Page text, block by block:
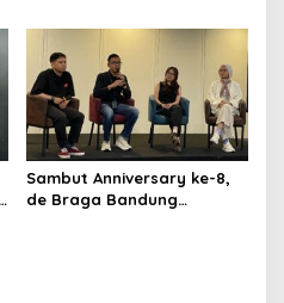
Bandung, Tawarkan
Pengalaman Omakase
Eksklusif
Sambut Anniversary ke-8,
de Braga Bandung